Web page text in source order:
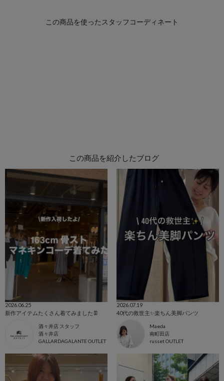
この商品を紹介したブログ
2026.06.25
新作アイテムたくさん着てみました👖
酒々井店 スタッフ
酒々井店
GALLARDAGALANTE OUTLET
2026.07.19
40代の救世主✨️楽ちん美脚パンツ
Maeda
南町田店
russet OUTLET